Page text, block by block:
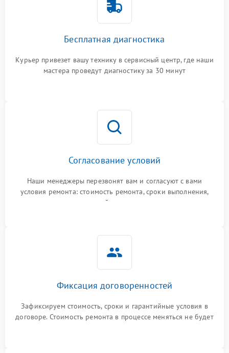
Бесплатная диагностика
Курьер привезет вашу технику в сервисный центр, где наши
мастера проведут диагностику за 30 минут
Согласование условий
Наши менеджеры перезвонят вам и согласуют с вами
условия ремонта: стоимость ремонта, сроки выполнения,
гарантийные условия
Фиксация договоренностей
Зафиксируем стоимость, сроки и гарантийные условия в
договоре. Стоимость ремонта в процессе меняться не будет